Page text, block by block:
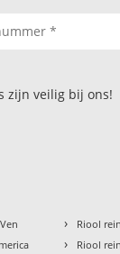
zijn veilig bij ons!
› Riool
› Riool